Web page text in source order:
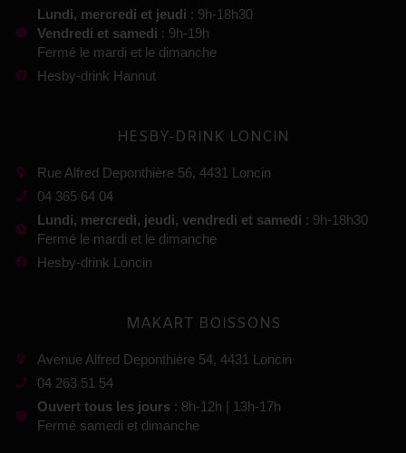
Lundi, mercredi et jeudi : 9h-18h30
Vendredi et samedi : 9h-19h
Fermé le mardi et le dimanche
Hesby-drink Hannut
HESBY-DRINK LONCIN
Rue Alfred Deponthière 56, 4431 Loncin
04 365 64 04
Lundi, mercredi, jeudi, vendredi et samedi : 9h-18h30
Fermé le mardi et le dimanche
Hesby-drink Loncin
MAKART BOISSONS
Avenue Alfred Deponthière 54, 4431 Loncin
04 263 51 54
Ouvert tous les jours : 8h-12h | 13h-17h
Fermé samedi et dimanche